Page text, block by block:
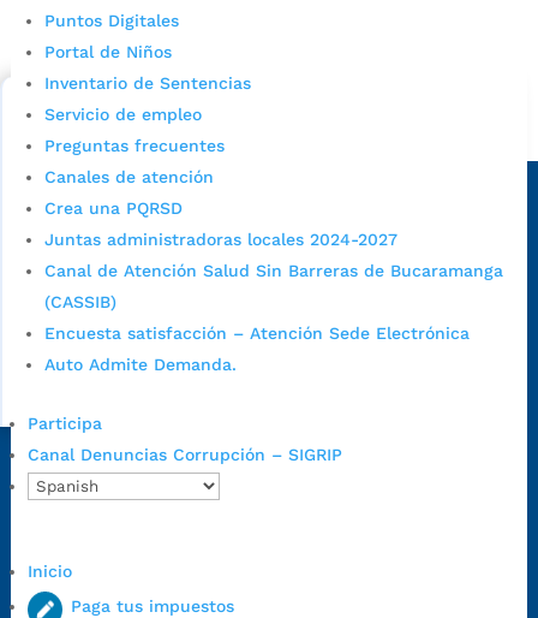
Puntos Digitales
Portal de Niños
Inventario de Sentencias
Servicio de empleo
Preguntas frecuentes
Canales de atención
Crea una PQRSD
Juntas administradoras locales 2024-2027
Canal de Atención Salud Sin Barreras de Bucaramanga
(CASSIB)
Encuesta satisfacción – Atención Sede Electrónica
Auto Admite Demanda.
Participa
Canal Denuncias Corrupción – SIGRIP
Inicio
Paga tus impuestos
Consulta aqui los pasos para inscribirse y solicitar un
cupo escolar en los colegios oficiales de
Bucaramanga.
Alcaldía de Bucaramanga
Sede principal
Dirección Fase I:Calle 35 # 10-43, Bucaramanga, Santander,
Colombia.
Colombia
Código Postal:
680006. Código Dane: 68001.